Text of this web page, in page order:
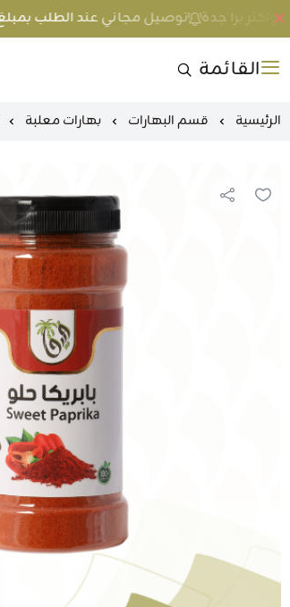
توصيل مجاني عند الطلب بمبلغ 100 ريال واكثر داخل جدة و 200 ريال واكثر برا جدة
القائمة
الرئيسية قسم البهارات بهارات معلبة